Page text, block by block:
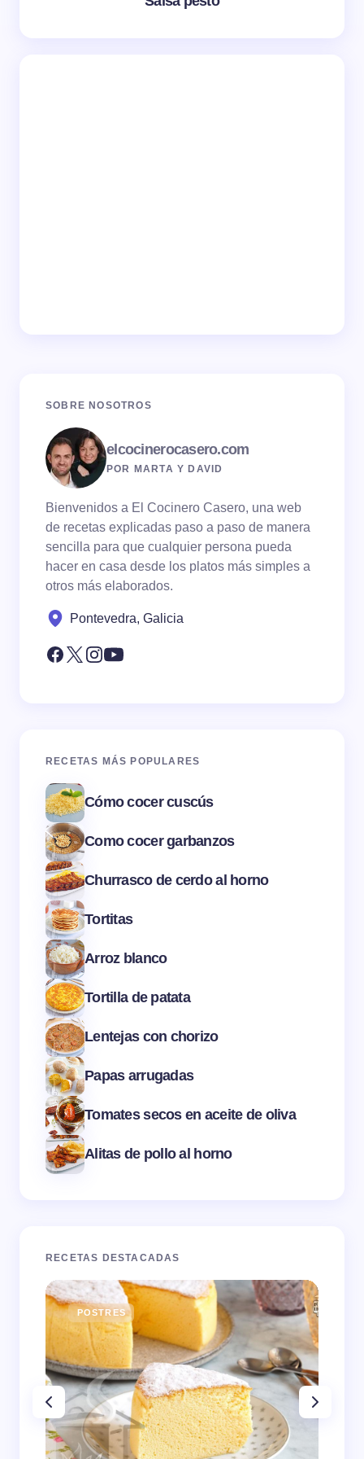
SOBRE NOSOTROS
elcocinerocasero.com
POR MARTA Y DAVID
Bienvenidos a El Cocinero Casero, una web
de recetas explicadas paso a paso de manera
sencilla para que cualquier persona pueda
hacer en casa desde los platos más simples a
otros más elaborados.
Pontevedra, Galicia
RECETAS MÁS POPULARES
Cómo cocer cuscús
Como cocer garbanzos
Churrasco de cerdo al horno
Tortitas
Arroz blanco
Tortilla de patata
Lentejas con chorizo
Papas arrugadas
Tomates secos en aceite de oliva
Alitas de pollo al horno
RECETAS DESTACADAS
POSTRES